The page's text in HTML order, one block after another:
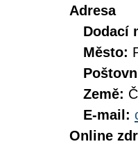
Adresa
Dodací
Město:
Země:
E-mail:
Online